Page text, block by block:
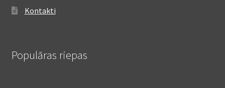
Kontakti
Populāras riepas